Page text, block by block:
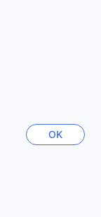
OK